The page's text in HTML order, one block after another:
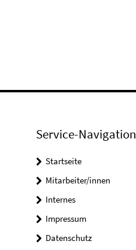
Service-Navigation
Startseite
Mitarbeiter/innen
Internes
Impressum
Datenschutz